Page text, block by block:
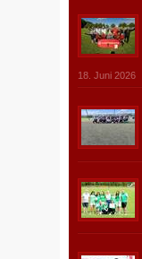
18. Juni 2026